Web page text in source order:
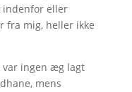
indenfor eller
fra mig, heller ikke
var ingen æg lagt
mens